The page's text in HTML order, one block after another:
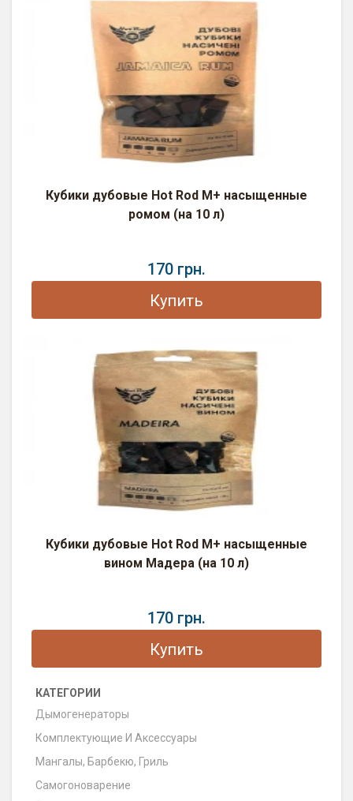
Кубики дубовые Hot Rod M+ насыщенные
ромом (на 10 л)
170 грн.
Купить
Кубики дубовые Hot Rod M+ насыщенные
вином Мадера (на 10 л)
170 грн.
Купить
КАТЕГОРИИ
Дымогенераторы
Комплектующие И Аксессуары
Мангалы, Барбекю, Гриль
Самогоноварение